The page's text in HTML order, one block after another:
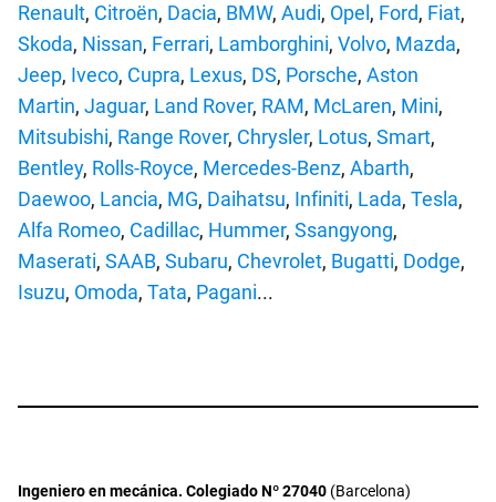
Renault, Citroën, Dacia, BMW, Audi, Opel , Ford, Fiat,
Skoda, Nissan, Ferrari, Lamborghini, Volvo, Mazda,
Jeep, Iveco, Cupra, Lexus, DS, Porsche, Aston
Martin, Jaguar, Land Rover, RAM, McLaren, Mini,
Mitsubishi, Range Rover, Chrysler, Lotus, Smart,
Bentley, Rolls-Royce, Mercedes-Benz, Abarth,
Daewoo, Lancia, MG, Daihatsu, Infiniti, Lada, Tesla,
Alfa Romeo, Cadillac, Hummer, Ssangyong,
Maserati, SAAB, Subaru, Chevrolet, Bugatti, Dodge,
Isuzu, Omoda, Tata, Pagani...
Ingeniero en mecánica. Colegiado Nº 27040 (Barcelona)